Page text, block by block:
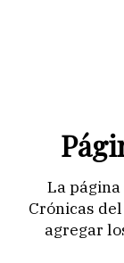
anyone
pursues
desires
La
Crónicas
agregar